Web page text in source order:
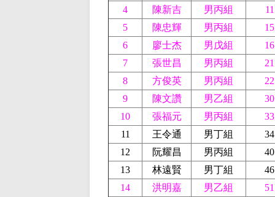
4
陳新吉 男丙組
11
5
陳忠輝 男丙組
15
6
廖士杰 男戊組
16
7
張世昌 男丙組
21
8
方俊英 男丙組
22
9
陳文讚 男乙組
30
10
張福元 男丙組
33
11
王令通 男丁組
34
12
阮耀昌 男丙組
40
13
林遠賢 男丁組
46
14
洪明嘉 男乙組
51